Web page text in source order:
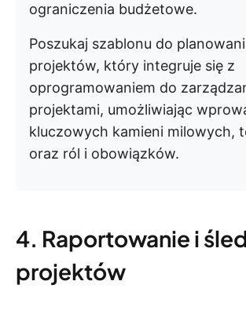
ograniczenia budżetowe.
Poszukaj szablonu do
projektów, który integruje się z
oprogramowaniem do
projektami, umożliwiając
kluczowych kamieni milowych,
oraz ról i obowiązków.
4. Raportowanie i
projektów